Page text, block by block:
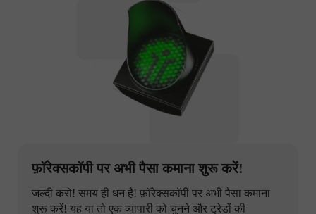
फ़ॉरेक्सकॉपी पर अभी पैसा कमाना शुरू करें!
जल्दी करो! समय ही धन है! फ़ॉरेक्सकॉपी पर अभी पैसा कमाना
शुरू करें! यह या तो एक व्यापारी को चुनने और ट्रेडों की